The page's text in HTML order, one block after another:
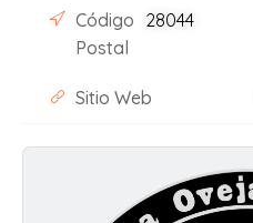
Código
Postal
28044
Sitio Web